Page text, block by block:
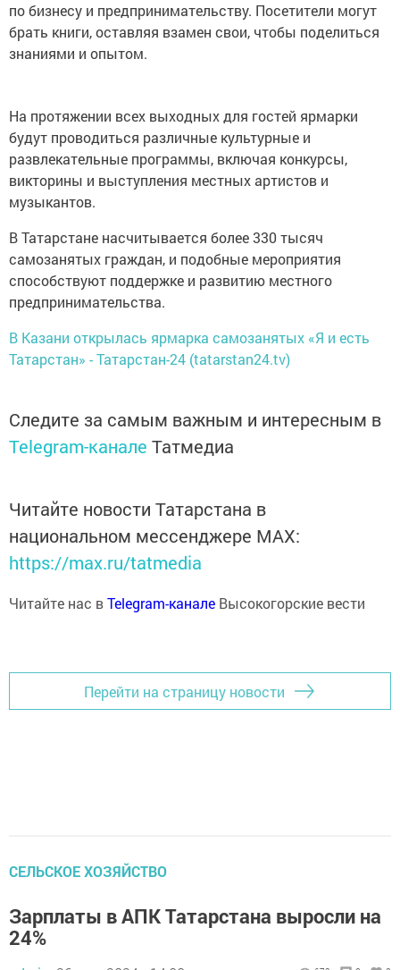
по бизнесу и предпринимательству. Посетители могут
брать книги, оставляя взамен свои, чтобы поделиться
знаниями и опытом.
На протяжении всех выходных для гостей ярмарки
будут проводиться различные культурные и
развлекательные программы, включая конкурсы,
викторины и выступления местных артистов и
музыкантов.
В Татарстане насчитывается более 330 тысяч
самозанятых граждан, и подобные мероприятия
способствуют поддержке и развитию местного
предпринимательства.
В Казани открылась ярмарка самозанятых «Я и есть
Татарстан» - Татарстан-24 (tatarstan24.tv)
Следите за самым важным и интересным в
Telegram-канале Татмедиа
Читайте новости Татарстана в
национальном мессенджере MАХ:
https://max.ru/tatmedia
Читайте нас вTelegram-канале Высокогорские вести
Перейти на страницу новости
СЕЛЬСКОЕ ХОЗЯЙСТВО
Зарплаты в АПК Татарстана выросли на
24%